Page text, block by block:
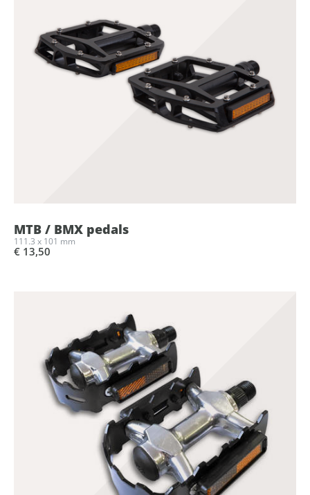
MTB / BMX pedals
111.3 x 101 mm
€ 13,50